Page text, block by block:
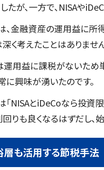
たが、一方で、NISAや
、金融資産の運用益に所
く考えたことはありませ
運用益に課税がないため
に興味が湧いたのです。
「NISAとiDeCoなら投資
りも良くなるはずだし、
層も活用する節税手法